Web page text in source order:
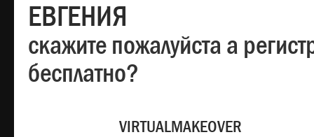
ЕВГЕНИЯ
скажите пожалуйста а
бесплатно?
VIRTUALMAKEOVER